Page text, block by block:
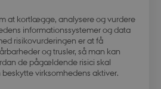
at kortlægge, analysere og vurdere
informationssystemer og data
risikovurderingen er at få
og trusler, så man kan
de pågældende risici skal
virksomhedens aktiver.